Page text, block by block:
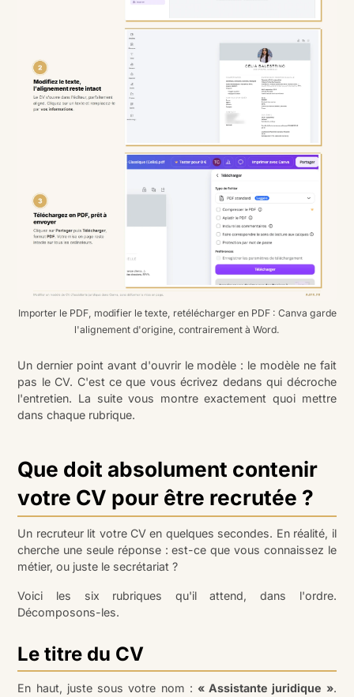
Importer le PDF, modifier le texte, retélécharger en PDF : Canva garde
l'alignement d'origine, contrairement à Word.
Un dernier point avant d'ouvrir le modèle : le modèle ne fait
pas le CV. C'est ce que vous écrivez dedans qui décroche
l'entretien. La suite vous montre exactement quoi mettre
dans chaque rubrique.
Que doit absolument contenir
votre CV pour être recrutée ?
Un recruteur lit votre CV en quelques secondes. En réalité, il
cherche une seule réponse : est-ce que vous connaissez le
métier, ou juste le secrétariat ?
Voici les six rubriques qu'il attend, dans l'ordre.
Décomposons-les.
Le titre du CV
En haut, juste sous votre nom : « Assistante juridique ».